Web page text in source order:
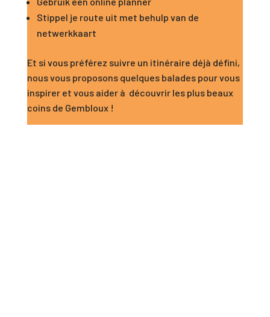
Stippel je route uit met behulp van de
netwerkkaart
Et si vous préférez suivre un itinéraire déjà défini,
nous vous proposons quelques balades pour vous
inspirer et vous aider à découvrir les plus beaux
coins de Gembloux !